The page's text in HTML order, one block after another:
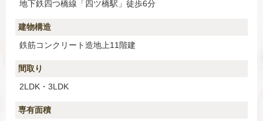
地下鉄四つ橋線「四ツ橋駅」徒歩6分
建物構造
鉄筋コンクリート造地上11階建
間取り
2LDK・3LDK
専有面積